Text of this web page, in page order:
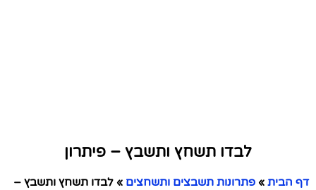
לבדו תשחץ ותשבץ – פיתרון
דף הבית » פתרונות תשבצים ותשחצים » לבדו תשחץ ותשבץ –